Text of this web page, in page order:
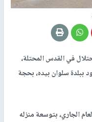
في القدس المحتلة،
سلوان بيده، بحجة
الجاري، بتوسعة منزله